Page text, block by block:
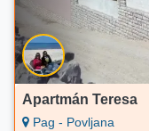
Apartmán Teresa
Pag - Povljana